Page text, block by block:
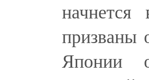
призваны
Японии